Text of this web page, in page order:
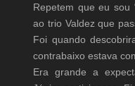
Repetem que eu sou
ao trio Valdez que
Foi quando
contrabaixo estava
Era grande a